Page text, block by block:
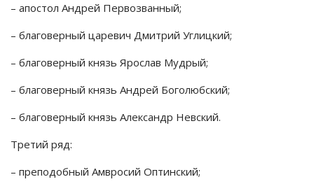
– апостол Андрей Первозванный;
– благоверный царевич Дмитрий Углицкий;
– благоверный князь Ярослав Мудрый;
– благоверный князь Андрей Боголюбский;
– благоверный князь Александр Невский.
Третий ряд:
– преподобный Амвросий Оптинский;